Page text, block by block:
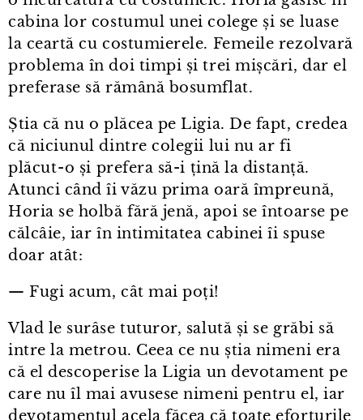
cabina lor costumul unei colege și se luase
la ceartă cu costumierele. Femeile rezolvară
problema în doi timpi și trei mișcări, dar el
preferase să rămână bosumflat.
Știa că nu o plăcea pe Ligia. De fapt, credea
că niciunul dintre colegii lui nu ar fi
plăcut⁠-⁠o și prefera să-i țină la distanță.
Atunci când îi văzu prima oară împreună,
Horia se holbă fără jenă, apoi se întoarse pe
călcâie, iar în intimitatea cabinei îi spuse
doar atât:
— Fugi acum, cât mai poți!
Vlad le surâse tuturor, salută și se grăbi să
intre la metrou. Ceea ce nu știa nimeni era
că el descoperise la Ligia un devotament pe
care nu îl mai avusese nimeni pentru el, iar
devotamentul acela făcea că toate eforturile